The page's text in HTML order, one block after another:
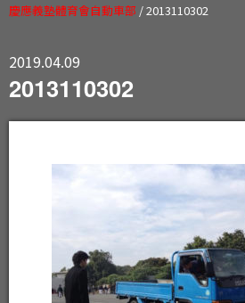
慶應義塾體育會自動車部 /2013110302
2019.04.09
2013110302